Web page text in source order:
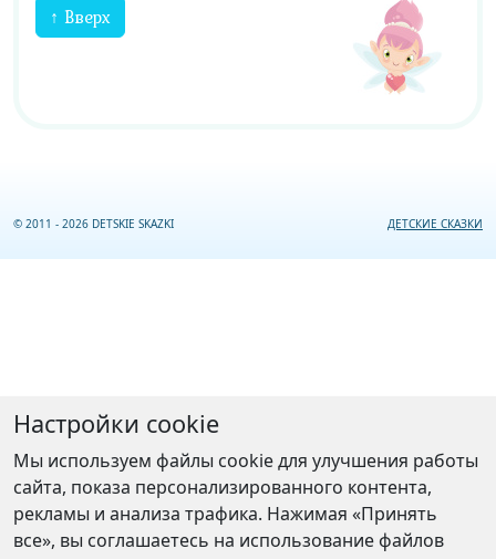
↑ Вверх
© 2011 - 2026 DETSKIE SKAZKI ДЕТСКИЕ СКАЗКИ
Настройки cookie
Мы используем файлы cookie для улучшения работы
сайта, показа персонализированного контента,
рекламы и анализа трафика. Нажимая «Принять
все», вы соглашаетесь на использование файлов